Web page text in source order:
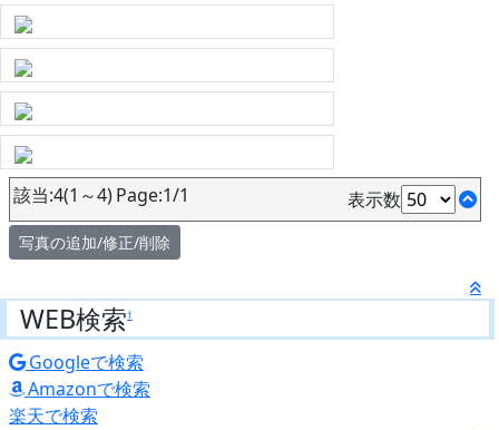
該当:4(1～4) Page:1/1 表示数
写真の追加/修正/削除
WEB検索†
Googleで検索
Amazonで検索
楽天で検索